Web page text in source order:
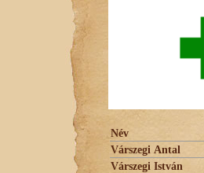
Név
Várszegi Antal
Várszegi István